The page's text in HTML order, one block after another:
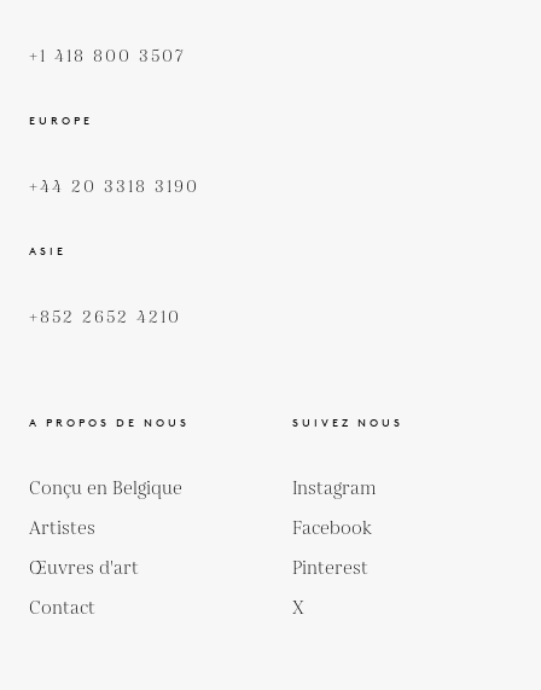
+1 418 800 3507
EUROPE
+44 20 3318 3190
ASIE
+852 2652 4210
A PROPOS DE NOUS
Conçu en Belgique
Artistes
Œuvres d'art
Contact
SUIVEZ NOUS
Instagram
Facebook
Pinterest
X